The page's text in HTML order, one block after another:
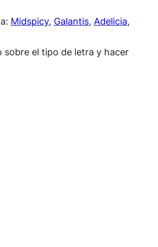
Midspicy, Galantis, Adelicia,
sobre el tipo de letra y hacer